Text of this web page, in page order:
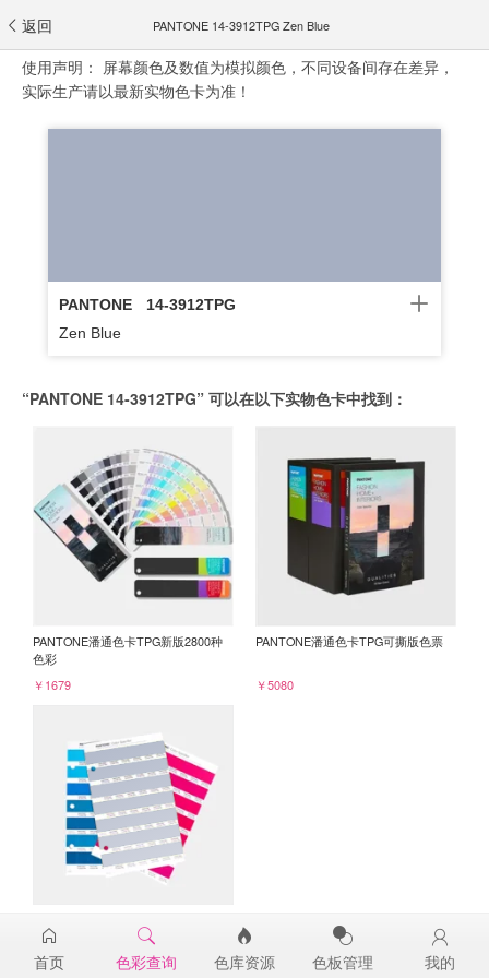
返回 PANTONE 14-3912TPG Zen Blue
使用声明： 屏幕颜色及数值为模拟颜色，不同设备间存在差异，
实际生产请以最新实物色卡为准！
PANTONE
14-3912TPG
Zen Blue
“PANTONE 14-3912TPG” 可以在以下实物色卡中找到：
PANTONE潘通色卡TPG新版2800种
色彩
￥1679
PANTONE潘通色卡TPG可撕版色票
￥5080
14-3912TPG
￥98
首页 色彩查询 色库资源 色板管理 我的